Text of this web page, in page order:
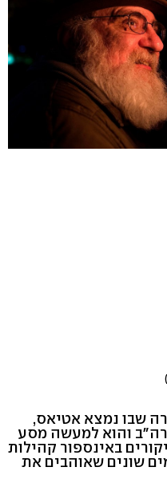
שבו נמצא אטיאס,
והוא למעשה מסע
באינספור קהילות
שונים שאוהבים את